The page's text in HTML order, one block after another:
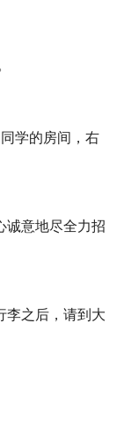
学的房间，右
诚意地尽全力招
李之后，请到大